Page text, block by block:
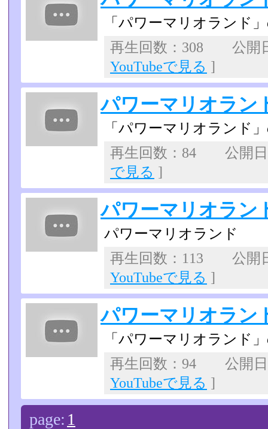
「パワーマリオランド
再生回数：308 公
YouTubeで見る ]
パワーマリオラン
「パワーマリオランド
再生回数：84 公開
で見る ]
パワーマリオラン
パワーマリオランド
再生回数：113 公開
YouTubeで見る ]
パワーマリオラン
「パワーマリオランド
再生回数：94 公開
YouTubeで見る ]
page: 1